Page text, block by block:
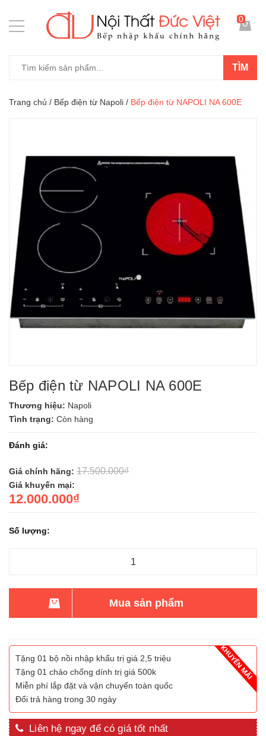
TÌM
0
Trang chủ / Bếp điện từ Napoli / Bếp điện từ NAPOLI NA 600E
Bếp điện từ NAPOLI NA 600E
Thương hiệu: Napoli
Tình trạng: Còn hàng
Đánh giá:
Giá chính hãng: 17.500.000₫
Giá khuyến mại:
12.000.000₫
Số lượng:
Mua sản phẩm
Tặng 01 bộ nồi nhập khẩu trị giá 2,5 triệu
Tặng 01 chảo chống dính trị giá 500k
Miễn phí lắp đặt và vận chuyển toàn quốc
Đổi trả hàng trong 30 ngày
Liên hệ ngay để có giá tốt nhất